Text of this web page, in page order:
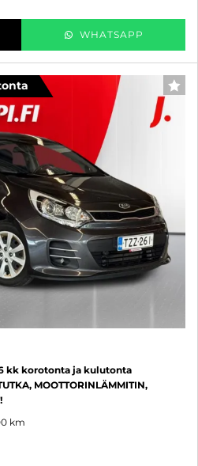
WHATSAPP
6 kk korotonta ja kulutonta
MOOTTORINLÄMMITIN,
km